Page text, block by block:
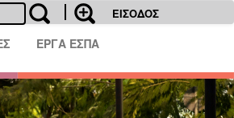
ΕΙΣΟΔΟΣ
ΕΡΓΑ ΕΣΠΑ